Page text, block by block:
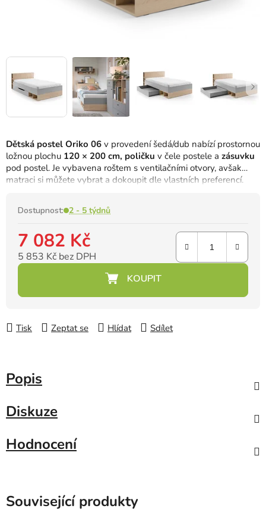
Dětská postel Oriko 06 v provedení šedá/dub nabízí prostornou
ložnou plochu 120 × 200 cm, poličku v čele postele a zásuvku
pod postel. Je vybavena roštem s ventilačními otvory, avšak
matraci si můžete vybrat a dokoupit dle vlastních preferencí.
Dostupnost: 2 - 5 týdnů
7 082 Kč
5 853 Kč bez DPH
Tisk Zeptat se Hlídat Sdílet
Popis
Diskuze
Hodnocení
Související produkty